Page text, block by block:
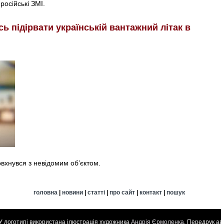
ЗМІ.
українській вантажний літак в
з невідомим об’єктом.
головна| новини| статті| про сайт| контакт| пошук
логотипі використана ілюстрація художника Андрія Єрмоленка. Передрук